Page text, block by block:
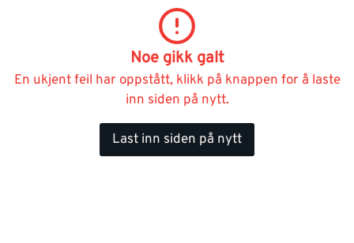
Noe gikk galt
En ukjent feil har oppstått, klikk på knappen for å laste
inn siden på nytt.
Last inn siden på nytt